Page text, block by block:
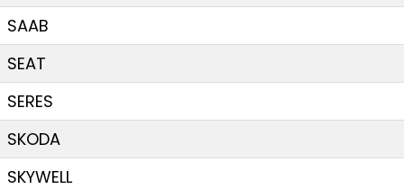
SAAB
SEAT
SERES
SKODA
SKYWELL